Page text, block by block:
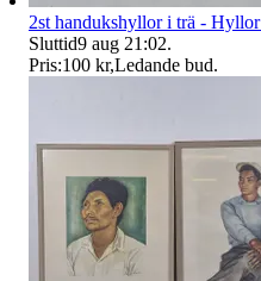
2st handukshyllor i trä -
Sluttid9 aug 21:02.
Pris:100 kr,Ledande bud.